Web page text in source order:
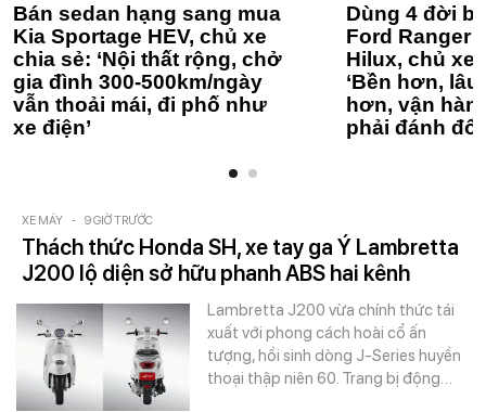
Bán sedan hạng sang mua
Kia Sportage HEV, chủ xe
chia sẻ: ‘Nội thất rộng, chở
gia đình 300-500km/ngày
vẫn thoải mái, đi phố như
xe điện’
Dùng 4 đời
Ford Ranger
Hilux, chủ xe
‘Bền hơn,
hơn, vận
phải đánh
XE MÁY - 9 GIỜ TRƯỚC
Thách thức Honda SH, xe tay ga Ý Lambretta
J200 lộ diện sở hữu phanh ABS hai kênh
Lambretta J200 vừa chính thức tái
xuất với phong cách hoài cổ ấn
tượng, hồi sinh dòng J-Series huyền
thoại thập niên 60. Trang bị động…